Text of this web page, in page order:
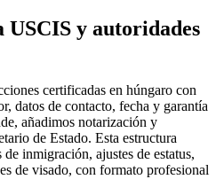
USCIS y autoridades
certificadas en húngaro con
datos de contacto, fecha y garantía
añadimos notarización y
de Estado. Esta estructura
inmigración, ajustes de estatus,
de visado, con formato profesional